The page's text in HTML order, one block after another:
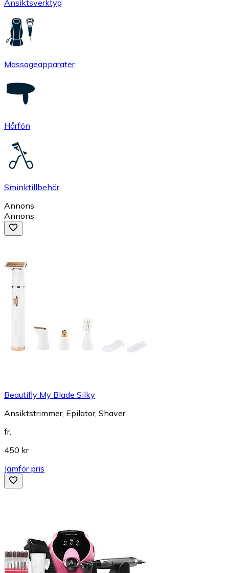
Ansiktsverktyg
Massageapparater
Hårfön
Sminktillbehör
Annons
Annons
Beautifly My Blade Silky
Ansiktstrimmer, Epilator, Shaver
fr.
450 kr
Jämför pris